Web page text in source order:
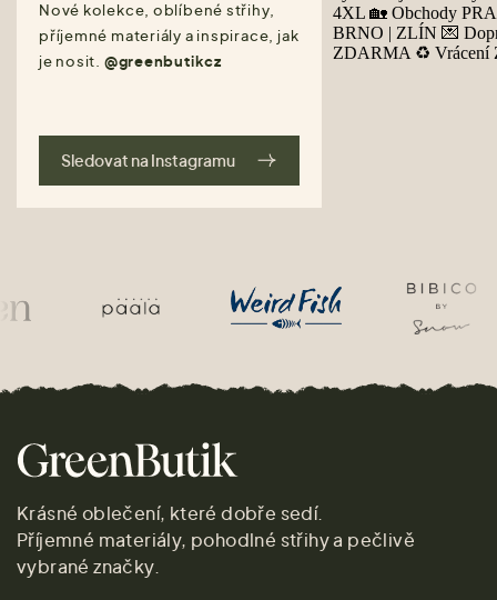
Nové kolekce, oblíbené střihy,
příjemné materiály a inspirace, jak
je nosit. @greenbutikcz
Sledovat na Instagramu
Krásné oblečení, které dobře sedí.
Příjemné materiály, pohodlné střihy a pečlivě
vybrané značky.